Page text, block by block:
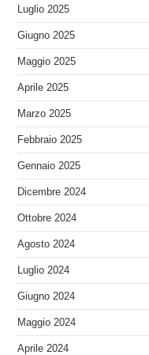
Luglio 2025
Giugno 2025
Maggio 2025
Aprile 2025
Marzo 2025
Febbraio 2025
Gennaio 2025
Dicembre 2024
Ottobre 2024
Agosto 2024
Luglio 2024
Giugno 2024
Maggio 2024
Aprile 2024